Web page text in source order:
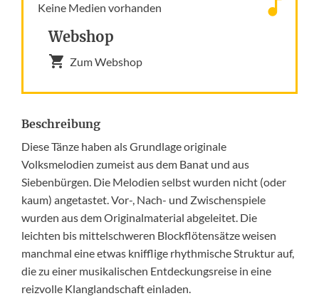
Keine Medien vorhanden
Webshop
Zum Webshop
Beschreibung
Diese Tänze haben als Grundlage originale
Volksmelodien zumeist aus dem Banat und aus
Siebenbürgen. Die Melodien selbst wurden nicht (oder
kaum) angetastet. Vor-, Nach- und Zwischenspiele
wurden aus dem Originalmaterial abgeleitet. Die
leichten bis mittelschweren Blockflötensätze weisen
manchmal eine etwas knifflige rhythmische Struktur auf,
die zu einer musikalischen Entdeckungsreise in eine
reizvolle Klanglandschaft einladen.